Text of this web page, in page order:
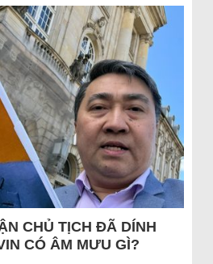
CHỦ TỊCH ĐÃ DÍNH
CÓ ÂM MƯU GÌ?